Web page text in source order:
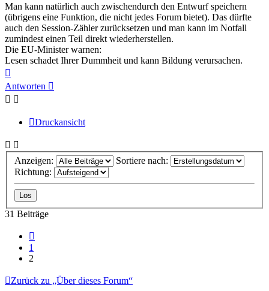
Man kann natürlich auch zwischendurch den Entwurf speichern
(übrigens eine Funktion, die nicht jedes Forum bietet). Das dürfte
auch den Session-Zähler zurücksetzen und man kann im Notfall
zumindest einen Teil direkt wiederherstellen.
Die EU-Minister warnen:
Lesen schadet Ihrer Dummheit und kann Bildung verursachen.
oben
Antworten
Druckansicht
Anzeigen:
Sortiere nach:
Richtung:
31 Beiträge
1
2
Zurück zu „Über dieses Forum“